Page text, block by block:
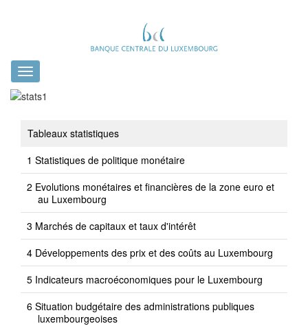
Toggle
navigation
Tableaux statistiques
Statistiques de politique monétaire
Evolutions monétaires et financières de la zone euro et
au Luxembourg
Marchés de capitaux et taux d'intérêt
Développements des prix et des coûts au Luxembourg
Indicateurs macroéconomiques pour le Luxembourg
Situation budgétaire des administrations publiques
luxembourgeoises